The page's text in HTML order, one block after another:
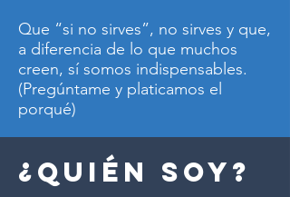
Que “si no sirves”, no sirves y que,
a diferencia de lo que muchos
creen, sí somos indispensables.
(Pregúntame y platicamos el
porqué)
¿QUIÉN SOY?